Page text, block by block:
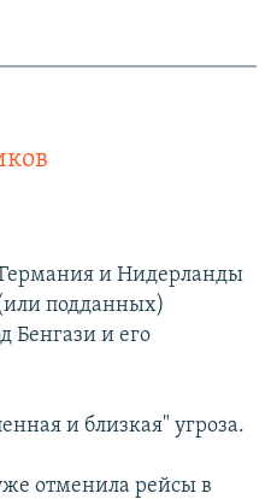
и Нидерланды
подданных)
Бенгази и его
и близкая" угроза.
отменила рейсы в